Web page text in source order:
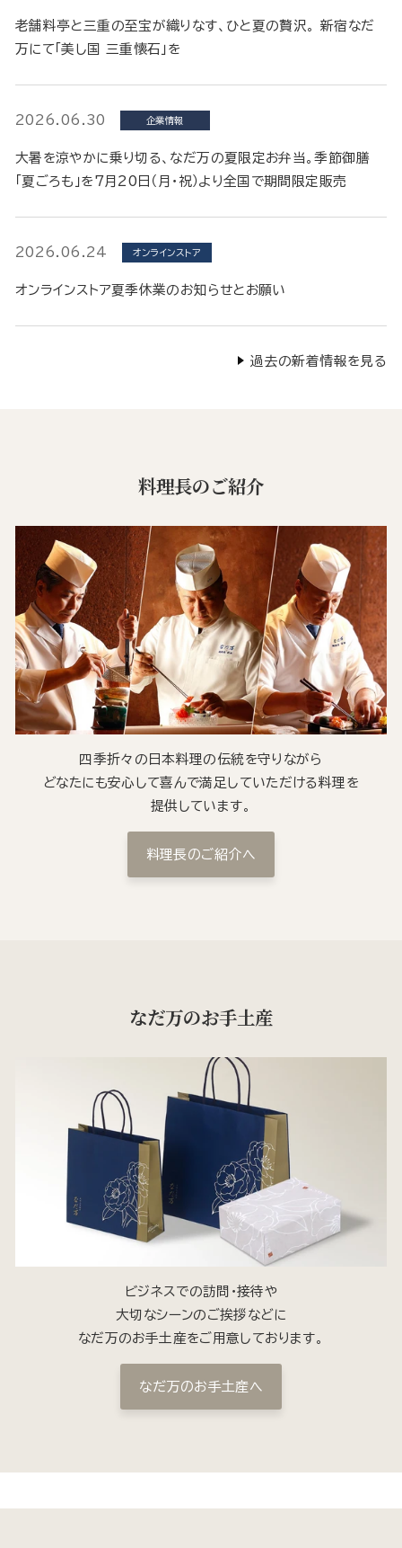
老舗料亭と三重の至宝が織りなす、ひと夏の贅沢。 新宿なだ
万にて「美し国 三重懐石」を
2026.06.30 企業情報
大暑を涼やかに乗り切る、なだ万の夏限定お弁当。季節御膳
「夏ごろも」を7月20日（月・祝）より全国で期間限定販売
2026.06.24 オンラインストア
オンラインストア夏季休業のお知らせとお願い
過去の新着情報を見る
料理長のご紹介
四季折々の日本料理の伝統を守りながら
どなたにも安心して喜んで満足していただける料理を
提供しています。
料理長のご紹介へ
なだ万のお手土産
ビジネスでの訪問・接待や
大切なシーンのご挨拶などに
なだ万のお手土産をご用意しております。
なだ万のお手土産へ